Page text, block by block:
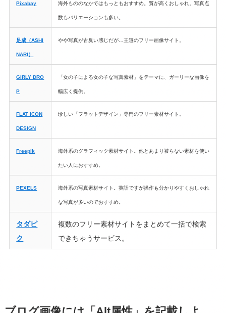
Pixabay 海外もののなかではもっともおすすめ。質が高くおしゃれ。写真点
数もバリエーションも多い。
足成（ASHI
NARI）
やや写真が古臭い感じだが…王道のフリー画像サイト。
GIRLY DRO
P
「女の子による女の子な写真素材」をテーマに、ガーリーな画像を
幅広く提供。
FLAT ICON
DESIGN
珍しい「フラットデザイン」専門のフリー素材サイト。
Freepik 海外系のグラフィック素材サイト。他とあまり被らない素材を使い
たい人におすすめ。
PEXELS 海外系の写真素材サイト。英語ですが操作も分かりやすくおしゃれ
な写真が多いのでおすすめ。
タダピ
ク
複数のフリー素材サイトをまとめて一括で検索
できちゃうサービス。